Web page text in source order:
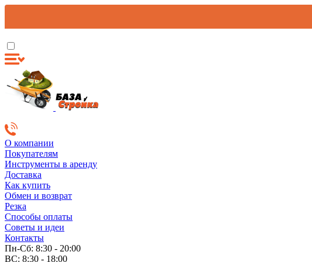
О компании
Покупателям
Инструменты в аренду
Доставка
Как купить
Обмен и возврат
Резка
Способы оплаты
Советы и идеи
Контакты
Пн-Сб: 8:30 - 20:00
ВС: 8:30 - 18:00